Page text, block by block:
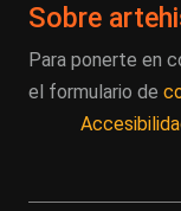
Sobre
Para ponerte en
el formulario de